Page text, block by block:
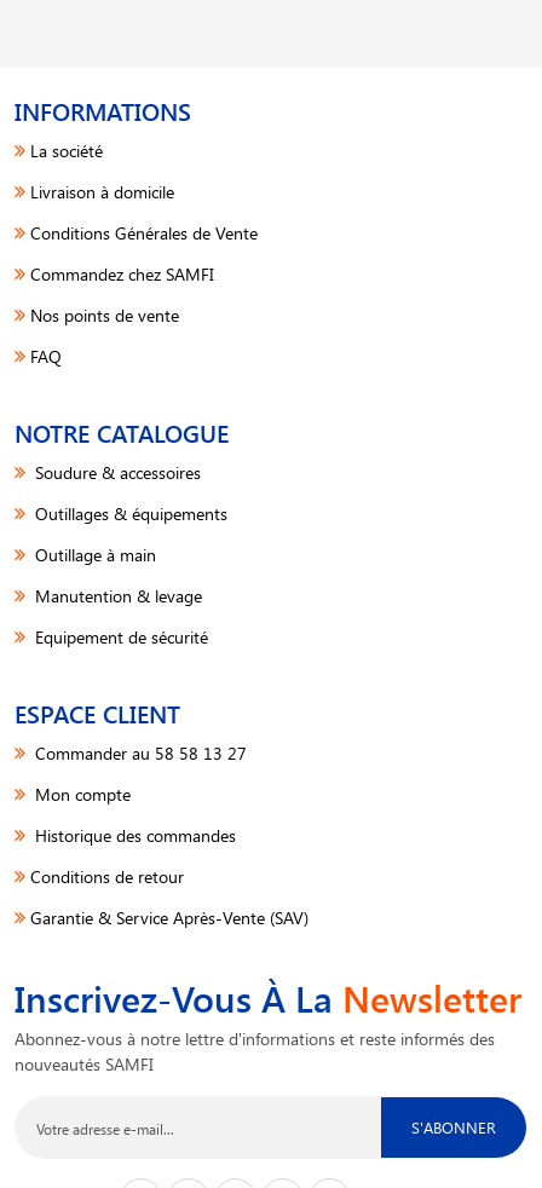
INFORMATIONS
La société
Livraison à domicile
Conditions Générales de Vente
Commandez chez SAMFI
Nos points de vente
FAQ
NOTRE CATALOGUE
Soudure & accessoires
Outillages & équipements
Outillage à main
Manutention & levage
Equipement de sécurité
ESPACE CLIENT
Commander au 58 58 13 27
Mon compte
Historique des commandes
Conditions de retour
Garantie & Service Après-Vente (SAV)
Inscrivez-Vous À La Newsletter
Abonnez-vous à notre lettre d'informations et reste informés des
nouveautés SAMFI
S'ABONNER